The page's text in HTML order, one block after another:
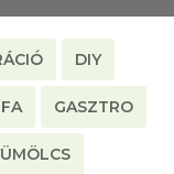
DIY
FA GASZTRO